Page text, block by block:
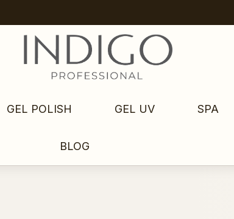
GEL POLISH GEL UV SPA
BLOG